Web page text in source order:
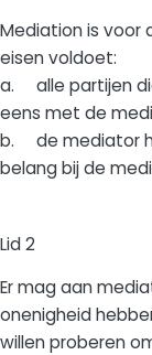
Mediation is voor
eisen voldoet:
a. alle partijen
eens met de
b. de mediator
belang bij de
Lid 2
Er mag aan
onenigheid
willen proberen